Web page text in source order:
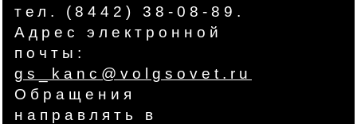
тел. (8442) 38-08-89.
Адрес электронной
почты:
gs_kanc@volgsovet.ru
Обращения
направлять в